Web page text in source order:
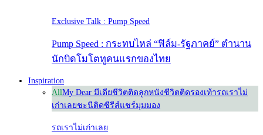
Exclusive Talk : Pump Speed
Pump Speed : กระทบไหล่ “ฟิล์ม-รัฐภาคย์” ตำนาน
นักบิดโมโตทูคนแรกของไทย
Inspiration
AllMy Dear มีเดียชีวิตติดลูกหนังชีวิตติดรองเท้ารถเราไม่
เก่าเลยชะนีติดซีรีส์แชร์มุมมอง
รถเราไม่เก่าเลย